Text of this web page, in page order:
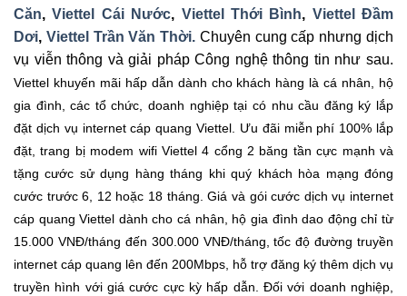
Căn,Viettel Cái Nước, Viettel Thới Bình, Viettel Đầm
Dơi, Viettel Trần Văn Thời. Chuyên cung cấp nhưng dịch
vụ viễn thông và giải pháp Công nghệ thông tin như sau.
Viettel khuyến mãi hấp dẫn dành cho khách hàng là cá nhân, hộ
gia đình, các tổ chức, doanh nghiệp tại có nhu cầu đăng ký lắp
đặt dịch vụ internet cáp quang Viettel. Ưu đãi miễn phí 100% lắp
đặt, trang bị modem wifi Viettel 4 cổng 2 băng tần cực mạnh và
tặng cước sử dụng hàng tháng khi quý khách hòa mạng đóng
cước trước 6, 12 hoặc 18 tháng. Giá và gói cước dịch vụ internet
cáp quang Viettel dành cho cá nhân, hộ gia đình dao động chỉ từ
15.000 VNĐ/tháng đến 300.000 VNĐ/tháng, tốc độ đường truyền
internet cáp quang lên đến 200Mbps, hỗ trợ đăng ký thêm dịch vụ
truyền hình với giá cước cực kỳ hấp dẫn. Đối với doanh nghiệp,